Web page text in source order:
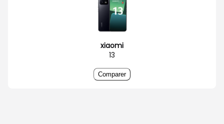
xiaomi
13
Comparer